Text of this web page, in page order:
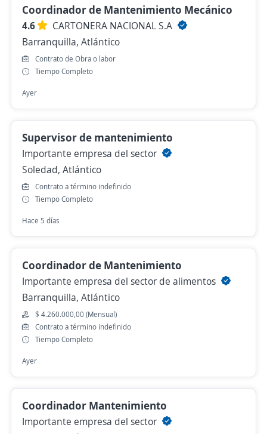
Coordinador de Mantenimiento Mecánico
4.6
CARTONERA NACIONAL S.A
Barranquilla, Atlántico
Contrato de Obra o labor
Tiempo Completo
Ayer
Supervisor de mantenimiento
Importante empresa del sector
Soledad, Atlántico
Contrato a término indefinido
Tiempo Completo
Hace 5 días
Coordinador de Mantenimiento
Importante empresa del sector de alimentos
Barranquilla, Atlántico
$ 4.260.000,00 (Mensual)
Contrato a término indefinido
Tiempo Completo
Ayer
Coordinador Mantenimiento
Importante empresa del sector